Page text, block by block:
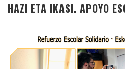
HAZI ETA IKASI. APOYO